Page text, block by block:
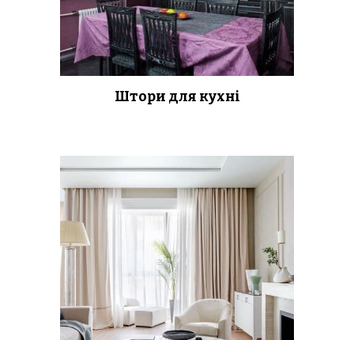
Штори для кухні